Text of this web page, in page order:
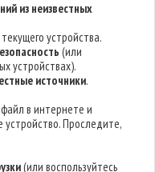
из неизвестных
текущего устройства.
(или
устройствах).
источники.
в интернете и
устройство. Проследите,
(или воспользуйтесь